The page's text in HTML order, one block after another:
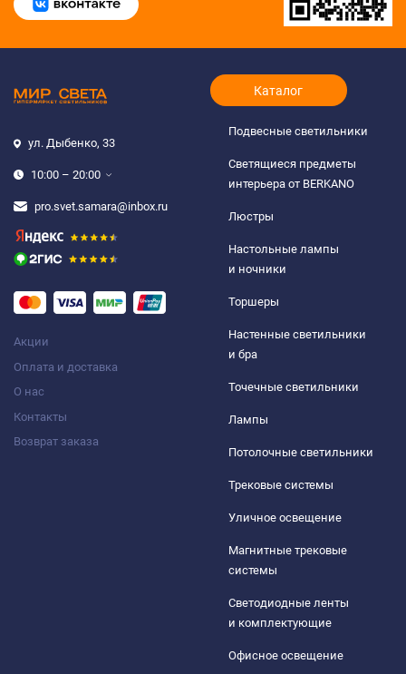
ул. Дыбенко, 33
10:00 – 20:00
pro.svet.samara@inbox.ru
Акции
Оплата и доставка
О нас
Контакты
Возврат заказа
Каталог
Подвесные светильники
Светящиеся предметы
интерьера от BERKANO
Люстры
Настольные лампы
и ночники
Торшеры
Настенные светильники
и бра
Точечные светильники
Лампы
Потолочные светильники
Трековые системы
Уличное освещение
Магнитные трековые
системы
Светодиодные ленты
и комплектующие
Офисное освещение